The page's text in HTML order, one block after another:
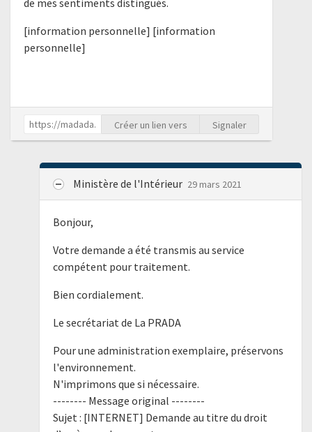
[information personnelle] [information
personnelle]
Créer un lien vers Signaler
Ministère de l'Intérieur 29 mars 2021
Bonjour,
Votre demande a été transmis au service
compétent pour traitement.
Bien cordialement.
Le secrétariat de La PRADA
Pour une administration exemplaire, préservons
l'environnement.
N'imprimons que si nécessaire.
-------- Message original --------
Sujet : [INTERNET] Demande au titre du droit